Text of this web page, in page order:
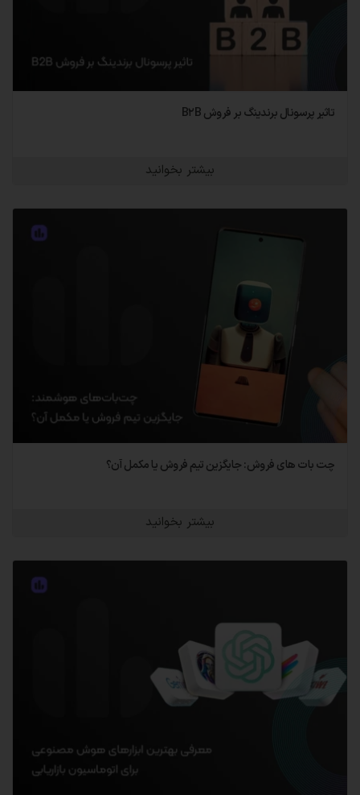
تاثیر پرسونال برندینگ بر فروش B۲B
بیشتر بخوانید
چت‌ بات‌ های فروش: جایگزین تیم فروش یا مکمل آن؟
بیشتر بخوانید